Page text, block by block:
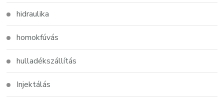
hidraulika
homokfúvás
hulladékszállítás
Injektálás